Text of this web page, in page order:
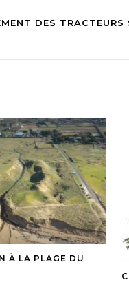
DES TRACTEURS
À LA PLAGE DU